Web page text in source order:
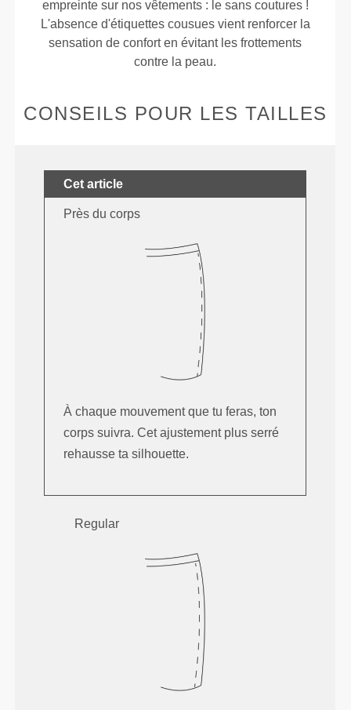
empreinte sur nos vêtements : le sans coutures !
L'absence d'étiquettes cousues vient renforcer la
sensation de confort en évitant les frottements
contre la peau.
CONSEILS POUR LES TAILLES
Cet article
Près du corps
À chaque mouvement que tu feras, ton
corps suivra. Cet ajustement plus serré
rehausse ta silhouette.
Regular